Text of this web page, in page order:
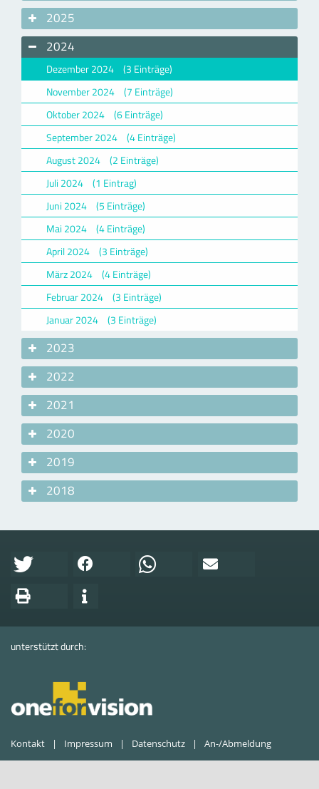
2025
2024
Dezember 2024
(3 Einträge)
November 2024
(7 Einträge)
Oktober 2024
(6 Einträge)
September 2024
(4 Einträge)
August 2024
(2 Einträge)
Juli 2024
(1 Eintrag)
Juni 2024
(5 Einträge)
Mai 2024
(4 Einträge)
April 2024
(3 Einträge)
März 2024
(4 Einträge)
Februar 2024
(3 Einträge)
Januar 2024
(3 Einträge)
2023
2022
2021
2020
2019
2018
unterstützt durch:
Kontakt Impressum Datenschutz An-/Abmeldung